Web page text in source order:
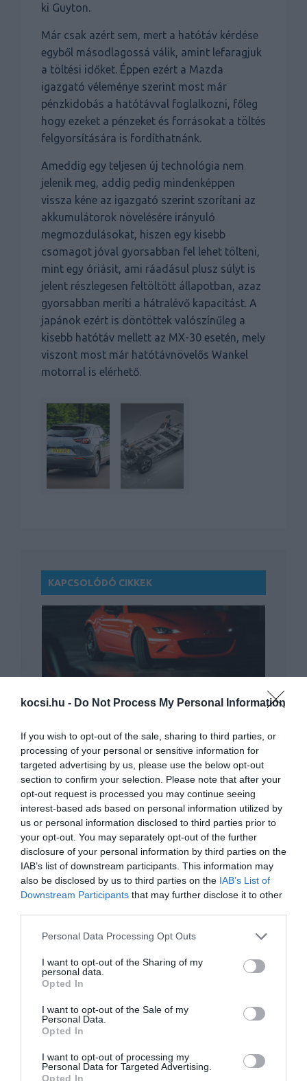
kocsi.hu - Do Not Process My Personal Information
If you wish to opt-out of the sale, sharing to third parties, or
processing of your personal or sensitive information for
targeted advertising by us, please use the below opt-out
section to confirm your selection. Please note that after your
opt-out request is processed you may continue seeing
interest-based ads based on personal information utilized by
us or personal information disclosed to third parties prior to
your opt-out. You may separately opt-out of the further
disclosure of your personal information by third parties on the
IAB’s list of downstream participants. This information may
also be disclosed by us to third parties on the IAB’s List of
Downstream Participants that may further disclose it to other
Please note that this website/app uses one or more Google
not limited to your visit or usage behaviour. You may click to
grant or deny consent to Google and its third-party tags to
use your data for below specified purposes in below Google
consent section.
Personal Data Processing Opt Outs
I want to opt-out of the Sharing of my
personal data.
Opted In
I want to opt-out of the Sale of my
Personal Data.
Opted In
I want to opt-out of processing my
Personal Data for Targeted Advertising.
Opted In
ki Guyton.
Már csak azért sem, mert a hatótáv kérdése
egyből másodlagossá válik, amint lefaragjuk
a töltési időket. Éppen ezért a Mazda
igazgató véleménye szerint most már
pénzkidobás a hatótávval foglalkozni, főleg
hogy ezeket a pénzeket és forrásokat a töltés
felgyorsítására is fordíthatnánk.
Ameddig egy teljesen új technológia nem
jelenik meg, addig pedig mindenképpen
vissza kéne az igazgató szerint szorítani az
akkumulátorok növelésére irányuló
megmozdulásokat, hiszen egy kisebb
csomagot jóval gyorsabban fel lehet tölteni,
mint egy óriásit, ami ráadásul plusz súlyt is
jelent részlegesen feltöltött állapotban, azaz
gyorsabban meríti a hátralévő kapacitást. A
japánok ezért is döntöttek valószínűleg a
kisebb hatótáv mellett az MX-30 esetén, mely
viszont most már hatótávnövelős Wankel
motorral is elérhető.
KAPCSOLÓDÓ CIKKEK
Elektromos lehet a következő Mazda MX-
Mégsem készül el a Mazda 3 alapokra
épülő TCR versenyautó
A Mazda sem maradhat le